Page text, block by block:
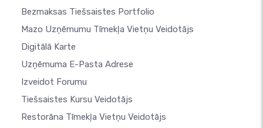
Bezmaksas Tiešsaistes Portfolio
Mazo Uzņēmumu Tīmekļa Vietņu Veidotājs
Digitālā Karte
Uzņēmuma E-Pasta Adrese
Izveidot Forumu
Tiešsaistes Kursu Veidotājs
Restorāna Tīmekļa Vietņu Veidotājs